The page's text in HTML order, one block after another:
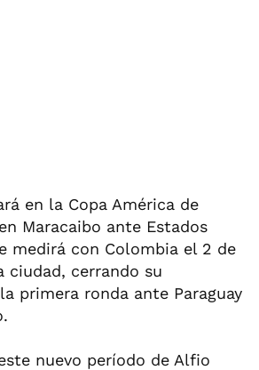
en la Copa América de
Maracaibo ante Estados
medirá con Colombia el 2 de
ciudad, cerrando su
primera ronda ante Paraguay
nuevo período de Alfio